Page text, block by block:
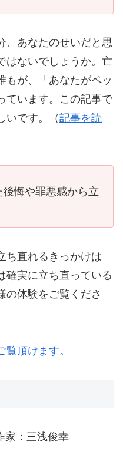
、あなたのせいだと思
はないでしょうか。亡
もが、「あなたがペッ
ています。この記事で
いです。（記事を読
悔や罪悪感から立
ち直れるきっかけは
確実に立ち直っている
の体験をご覧くださ
頂けます。
家：三浅俊幸